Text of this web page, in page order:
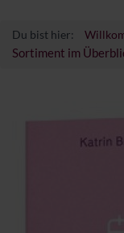
Du bist hier:
Sortiment im